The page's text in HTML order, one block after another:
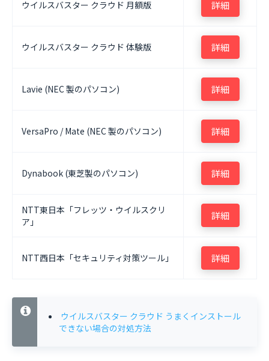
ウイルスバスター クラウド 月額版 詳細
ウイルスバスター クラウド 体験版 詳細
Lavie (NEC 製のパソコン) 詳細
VersaPro / Mate (NEC 製のパソコン) 詳細
Dynabook (東芝製のパソコン) 詳細
NTT東日本「フレッツ・ウイルスクリ
ア」
詳細
NTT西日本「セキュリティ対策ツール」 詳細
ウイルスバスター クラウド うまくインストール
できない場合の対処方法